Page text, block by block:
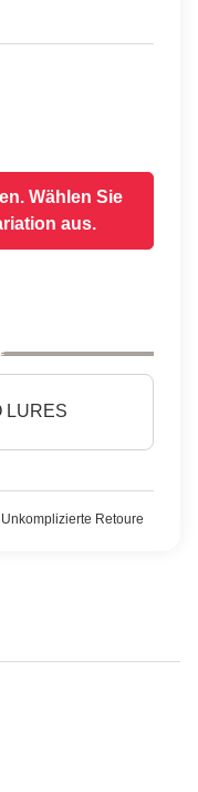
Wählen Sie
aus.
LURES
Unkomplizierte Retoure